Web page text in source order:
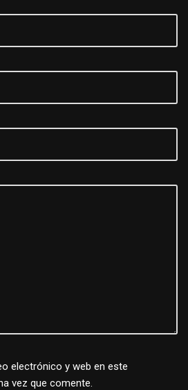
electrónico y web en este
vez que comente.